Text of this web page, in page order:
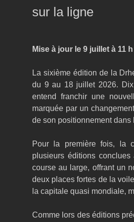
sur la ligne
Mise à jour le 9 juillet à 11 h
La sixième édition de la
du 9 au 18 juillet 2026.
entend franchir une
marquée par un
de son positionnement
Pour la première fois, la
plusieurs éditions
course au large, offrant un
deux places fortes de la
la capitale quasi mondiale,
Comme lors des éditions